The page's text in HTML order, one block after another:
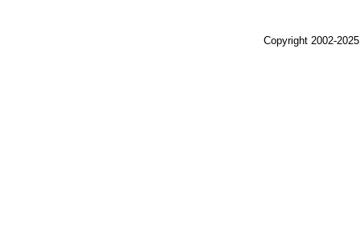
Copyright 2002-